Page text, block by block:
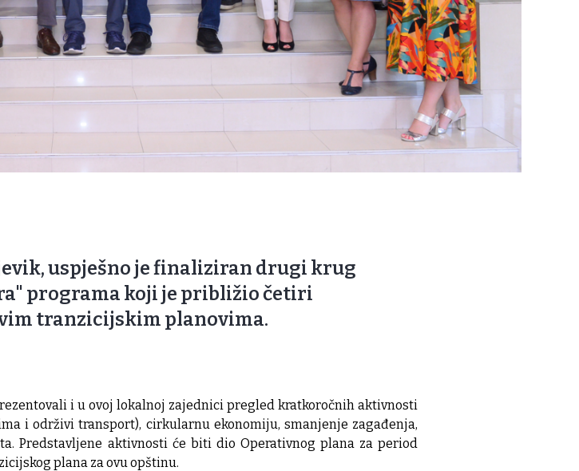
uspješno je finaliziran drugi krug
programa koji je približio četiri
tranzicijskim planovima.
i u ovoj lokalnoj zajednici pregled kratkoročnih aktivnosti
i održivi transport), cirkularnu ekonomiju, smanjenje zagađenja,
Predstavljene aktivnosti će biti dio Operativnog plana za period
plana za ovu opštinu.